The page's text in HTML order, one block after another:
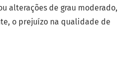
alterações de grau moderado,
o prejuízo na qualidade de